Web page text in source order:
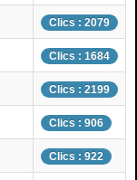
Clics : 2079
Clics : 1684
Clics : 2199
Clics : 906
Clics : 922